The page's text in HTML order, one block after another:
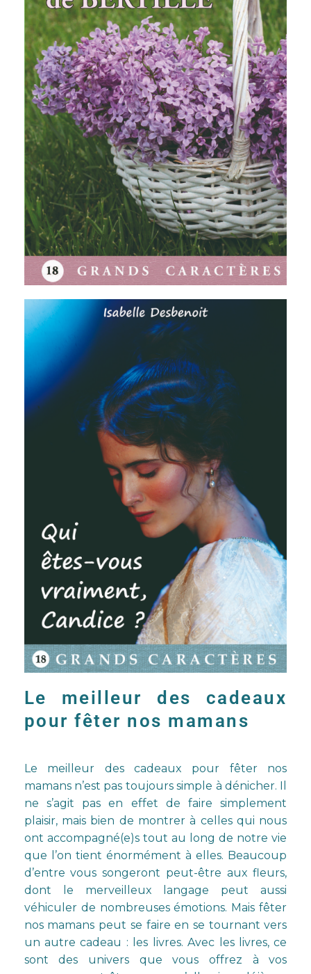
Le meilleur des cadeaux
pour fêter nos mamans
Le meilleur des cadeaux pour fêter nos
mamans n’est pas toujours simple à dénicher. Il
ne s’agit pas en effet de faire simplement
plaisir, mais bien de montrer à celles qui nous
ont accompagné(e)s tout au long de notre vie
que l’on tient énormément à elles. Beaucoup
d’entre vous songeront peut-être aux fleurs,
dont le merveilleux langage peut aussi
véhiculer de nombreuses émotions. Mais fêter
nos mamans peut se faire en se tournant vers
un autre cadeau : les livres. Avec les livres, ce
sont des univers que vous offrez à vos